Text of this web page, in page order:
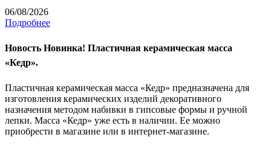
06/08/2026
Подробнее
Новость Новинка! Пластичная керамическая масса
«Кедр».
Пластичная керамическая масса «Кедр» предназначена для
изготовления керамических изделий декоративного
назначения методом набивки в гипсовые формы и ручной
лепки. Масса «Кедр» уже есть в наличии. Ее можно
приобрести в магазине или в интернет-магазине.